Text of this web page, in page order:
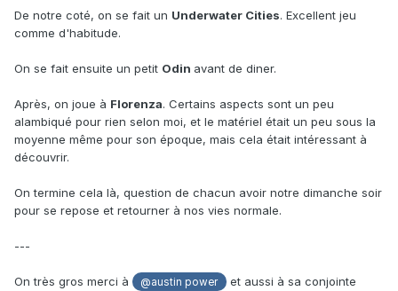
De notre coté, on se fait un Underwater Cities. Excellent jeu
comme d'habitude.
On se fait ensuite un petit Odin avant de diner.
Après, on joue à Florenza. Certains aspects sont un peu
alambiqué pour rien selon moi, et le matériel était un peu sous la
moyenne même pour son époque, mais cela était intéressant à
découvrir.
On termine cela là, question de chacun avoir notre dimanche soir
pour se repose et retourner à nos vies normale.
---
On très gros merci à @austin power
et aussi à sa conjointe